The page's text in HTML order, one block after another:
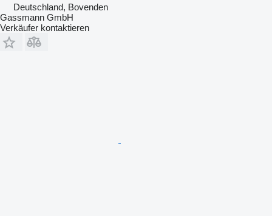
Deutschland, Bovenden
Gassmann GmbH
Verkäufer kontaktieren